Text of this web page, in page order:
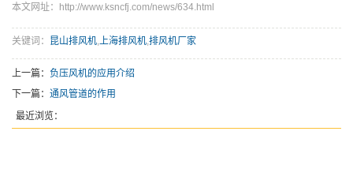
本文网址：http://www.ksncfj.com/news/634.html
关键词： 昆山排风机,上海排风机,排风机厂家
上一篇： 负压风机的应用介绍
下一篇： 通风管道的作用
最近浏览：